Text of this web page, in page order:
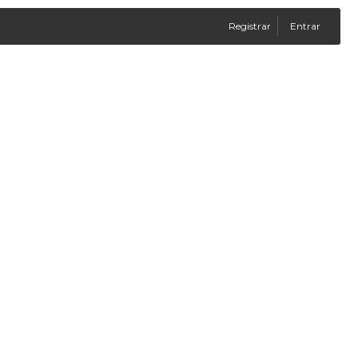
Registrar Entrar